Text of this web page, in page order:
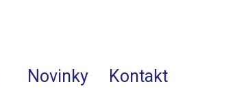
Novinky Kontakt